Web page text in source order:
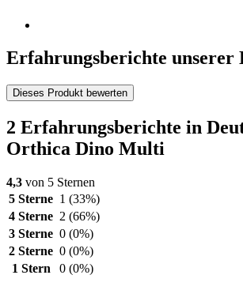
Erfahrungsberichte unserer
Dieses Produkt bewerten
2 Erfahrungsberichte in
Orthica Dino Multi
4,3 von 5 Sternen
5 Sterne 1 (33%)
4 Sterne 2 (66%)
3 Sterne 0 (0%)
2 Sterne 0 (0%)
1 Stern
0 (0%)